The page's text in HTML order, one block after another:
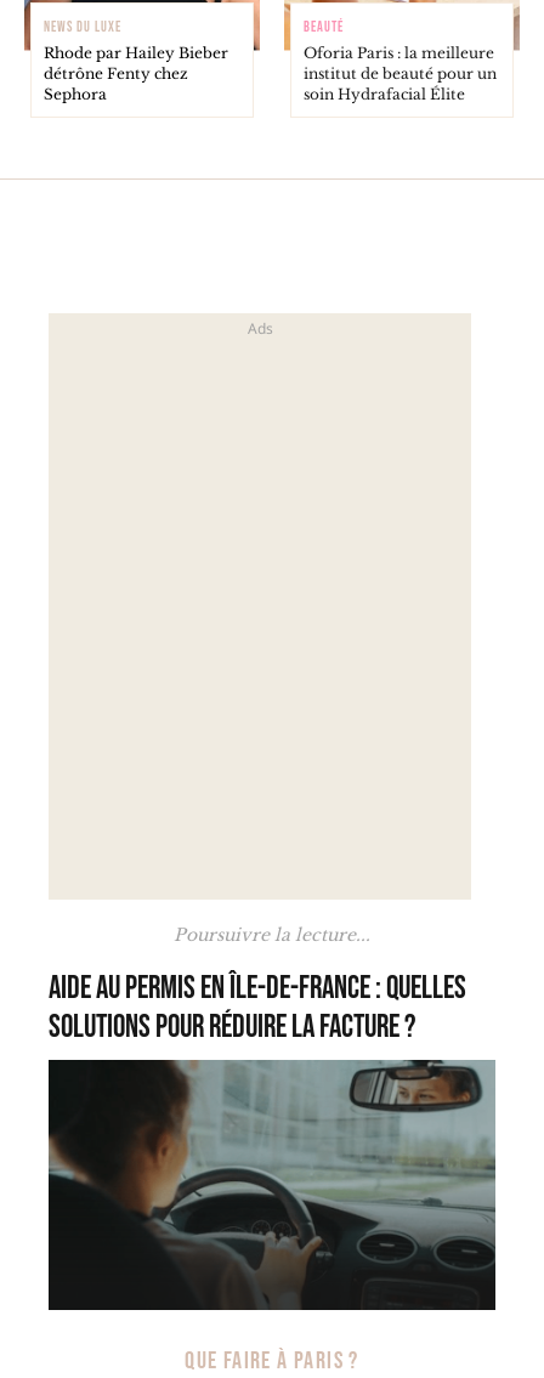
NEWS DU LUXE
Rhode par Hailey Bieber
détrône Fenty chez
Sephora
BEAUTÉ
Oforia Paris : la meilleure
institut de beauté pour un
soin Hydrafacial Élite
Poursuivre la lecture...
Aide au permis en Île-de-France : quelles
solutions pour réduire la facture ?
QUE FAIRE À PARIS ?